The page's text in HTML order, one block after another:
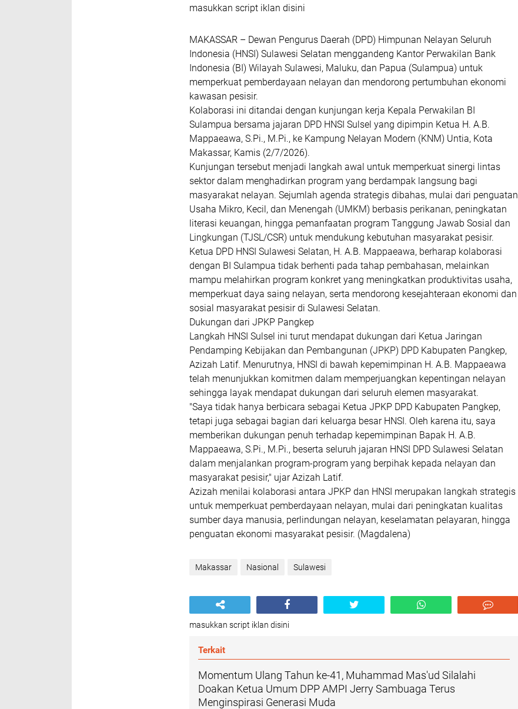
masukkan script iklan disini
MAKASSAR – Dewan Pengurus Daerah (DPD) Himpunan Nelayan Seluruh
Indonesia (HNSI) Sulawesi Selatan menggandeng Kantor Perwakilan Bank
Indonesia (BI) Wilayah Sulawesi, Maluku, dan Papua (Sulampua) untuk
memperkuat pemberdayaan nelayan dan mendorong pertumbuhan ekonomi
kawasan pesisir.
Kolaborasi ini ditandai dengan kunjungan kerja Kepala Perwakilan BI
Sulampua bersama jajaran DPD HNSI Sulsel yang dipimpin Ketua H. A.B.
Mappaeawa, S.Pi., M.Pi., ke Kampung Nelayan Modern (KNM) Untia, Kota
Makassar, Kamis (2/7/2026).
Kunjungan tersebut menjadi langkah awal untuk memperkuat sinergi lintas
sektor dalam menghadirkan program yang berdampak langsung bagi
masyarakat nelayan. Sejumlah agenda strategis dibahas, mulai dari penguatan
Usaha Mikro, Kecil, dan Menengah (UMKM) berbasis perikanan, peningkatan
literasi keuangan, hingga pemanfaatan program Tanggung Jawab Sosial dan
Lingkungan (TJSL/CSR) untuk mendukung kebutuhan masyarakat pesisir.
Ketua DPD HNSI Sulawesi Selatan, H. A.B. Mappaeawa, berharap kolaborasi
dengan BI Sulampua tidak berhenti pada tahap pembahasan, melainkan
mampu melahirkan program konkret yang meningkatkan produktivitas usaha,
memperkuat daya saing nelayan, serta mendorong kesejahteraan ekonomi dan
sosial masyarakat pesisir di Sulawesi Selatan.
Dukungan dari JPKP Pangkep
Langkah HNSI Sulsel ini turut mendapat dukungan dari Ketua Jaringan
Pendamping Kebijakan dan Pembangunan (JPKP) DPD Kabupaten Pangkep,
Azizah Latif. Menurutnya, HNSI di bawah kepemimpinan H. A.B. Mappaeawa
telah menunjukkan komitmen dalam memperjuangkan kepentingan nelayan
sehingga layak mendapat dukungan dari seluruh elemen masyarakat.
"Saya tidak hanya berbicara sebagai Ketua JPKP DPD Kabupaten Pangkep,
tetapi juga sebagai bagian dari keluarga besar HNSI. Oleh karena itu, saya
memberikan dukungan penuh terhadap kepemimpinan Bapak H. A.B.
Mappaeawa, S.Pi., M.Pi., beserta seluruh jajaran HNSI DPD Sulawesi Selatan
dalam menjalankan program-program yang berpihak kepada nelayan dan
masyarakat pesisir," ujar Azizah Latif.
Azizah menilai kolaborasi antara JPKP dan HNSI merupakan langkah strategis
untuk memperkuat pemberdayaan nelayan, mulai dari peningkatan kualitas
sumber daya manusia, perlindungan nelayan, keselamatan pelayaran, hingga
penguatan ekonomi masyarakat pesisir. (Magdalena)
Makassar Nasional Sulawesi
masukkan script iklan disini
Terkait
Momentum Ulang Tahun ke-41, Muhammad Mas'ud Silalahi
Doakan Ketua Umum DPP AMPI Jerry Sambuaga Terus
Menginspirasi Generasi Muda